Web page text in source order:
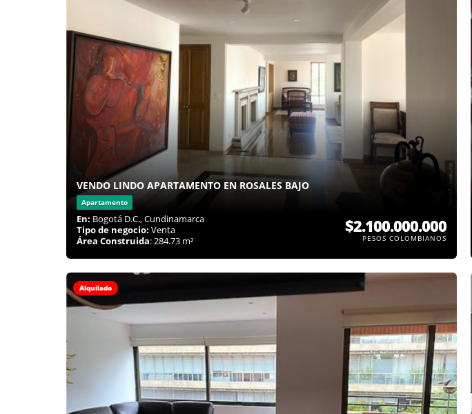
VENDO LINDO APARTAMENTO EN ROSALES BAJO
Apartamento
En: Bogotá D.C., Cundinamarca
Tipo de negocio: Venta
Área Construida: 284.73 m²
$2.100.000.000
PESOS COLOMBIANOS
Alquilado